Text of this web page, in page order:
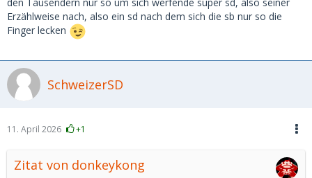
Erzählweise nach, also ein sd nach dem sich die sb nur so die
Finger lecken
SchweizerSD
11. April 2026 +1
Zitat von donkeykong